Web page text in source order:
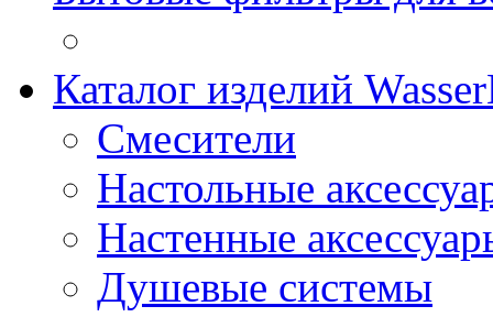
Каталог изделий
Смесители
Настольные
Настенные
Душевые системы